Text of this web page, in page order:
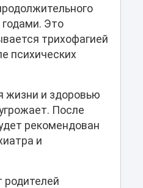
Это
трихофагией
психических
жизни и здоровью
После
рекомендован
и